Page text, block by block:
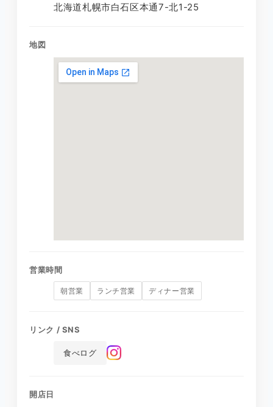
北海道札幌市白石区本通7-北1-25
地図
営業時間
朝営業 ランチ営業 ディナー営業
リンク / SNS
食べログ
開店日